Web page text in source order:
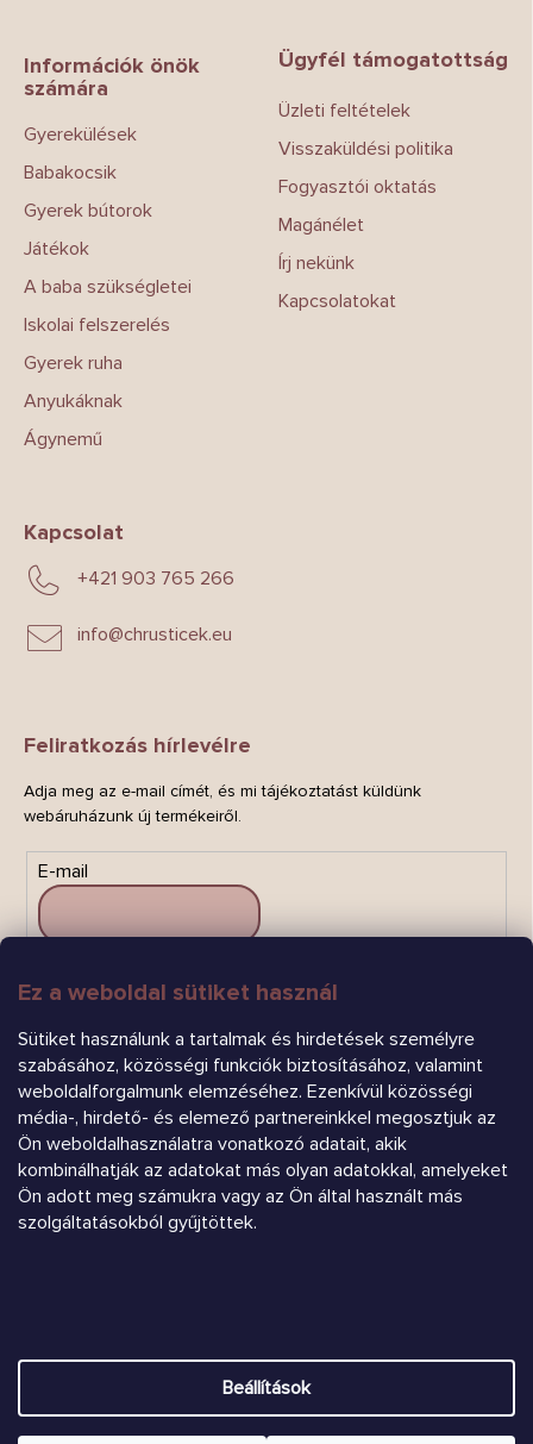
Ez a weboldal sütiket használ
Sütiket használunk a tartalmak és hirdetések személyre
szabásához, közösségi funkciók biztosításához, valamint
weboldalforgalmunk elemzéséhez. Ezenkívül közösségi
média-, hirdető- és elemező partnereinkkel megosztjuk az
Ön weboldalhasználatra vonatkozó adatait, akik
kombinálhatják az adatokat más olyan adatokkal, amelyeket
Ön adott meg számukra vagy az Ön által használt más
szolgáltatásokból gyűjtöttek.
Beállítások
Információk önök
számára
Gyerekülések
Babakocsik
Gyerek bútorok
Játékok
A baba szükségletei
Iskolai felszerelés
Gyerek ruha
Anyukáknak
Ágynemű
Ügyfél támogatottság
Üzleti feltételek
Visszaküldési politika
Fogyasztói oktatás
Magánélet
Írj nekünk
Kapcsolatokat
Kapcsolat
info@chrusticek.eu
+421 903 765 266
Feliratkozás hírlevélre
Adja meg az e-mail címét, és mi tájékoztatást küldünk
webáruházunk új termékeiről.
E-mail
FELIRATKOZÁS
Árukereső.hu
Shoptet készítette
Copyright 2026Chrústiček.eu. Minden jog fenntartva.Süti
beállítások szerkesztése